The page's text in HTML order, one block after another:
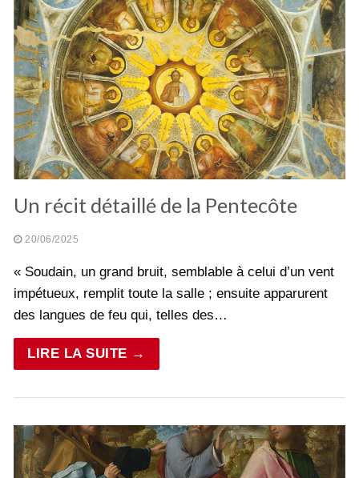
Un récit détaillé de la Pentecôte
20/06/2025
« Soudain, un grand bruit, semblable à celui d’un vent
impétueux, remplit toute la salle ; ensuite apparurent
des langues de feu qui, telles des…
LIRE LA SUITE →